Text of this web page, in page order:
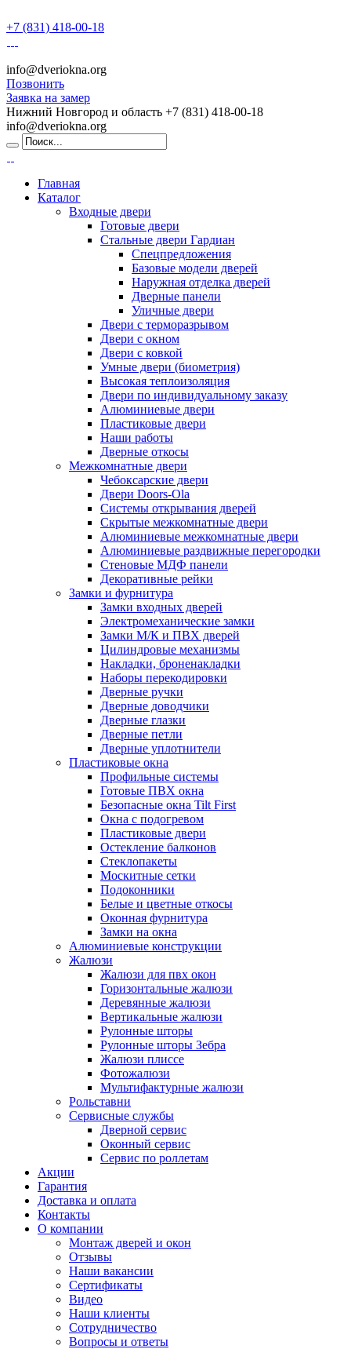
+7 (831) 418-00-18
info@dveriokna.org
Позвонить
Заявка на замер
Нижний Новгород и область +7 (831) 418-00-18
info@dveriokna.org
Главная
Каталог
Входные двери
Готовые двери
Стальные двери Гардиан
Спецпредложения
Базовые модели дверей
Наружная отделка дверей
Дверные панели
Уличные двери
Двери с терморазрывом
Двери с окном
Двери с ковкой
Умные двери (биометрия)
Высокая теплоизоляция
Двери по индивидуальному заказу
Алюминиевые двери
Пластиковые двери
Наши работы
Дверные откосы
Межкомнатные двери
Чебоксарские двери
Двери Doors-Ola
Системы открывания дверей
Скрытые межкомнатные двери
Алюминиевые межкомнатные двери
Алюминиевые раздвижные перегородки
Стеновые МДФ панели
Декоративные рейки
Замки и фурнитура
Замки входных дверей
Электромеханические замки
Замки М/К и ПВХ дверей
Цилиндровые механизмы
Накладки, броненакладки
Наборы перекодировки
Дверные ручки
Дверные доводчики
Дверные глазки
Дверные петли
Дверные уплотнители
Пластиковые окна
Профильные системы
Готовые ПВХ окна
Безопасные окна Tilt First
Окна с подогревом
Пластиковые двери
Остекление балконов
Стеклопакеты
Москитные сетки
Подоконники
Белые и цветные откосы
Оконная фурнитура
Замки на окна
Алюминиевые конструкции
Жалюзи
Жалюзи для пвх окон
Горизонтальные жалюзи
Деревянные жалюзи
Вертикальные жалюзи
Рулонные шторы
Рулонные шторы Зебра
Жалюзи плиссе
Фотожалюзи
Мультифактурные жалюзи
Рольставни
Сервисные службы
Дверной сервис
Оконный сервис
Сервис по роллетам
Акции
Гарантия
Доставка и оплата
Контакты
О компании
Монтаж дверей и окон
Отзывы
Наши вакансии
Сертификаты
Видео
Наши клиенты
Сотрудничество
Вопросы и ответы